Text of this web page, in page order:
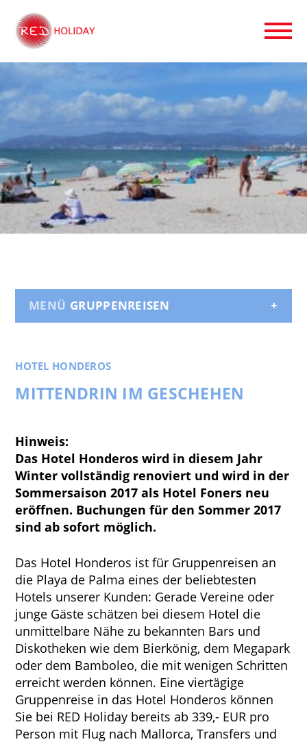
GRUPPENREISEN
HOTEL HONDEROS
MITTENDRIN IM GESCHEHEN
Hinweis:
Das Hotel Honderos wird in diesem Jahr
Winter vollständig renoviert und wird in der
Sommersaison 2017 als Hotel Foners neu
eröffnen. Buchungen für den Sommer 2017
sind ab sofort möglich.
Das Hotel Honderos ist für Gruppenreisen an
die Playa de Palma eines der beliebtesten
Hotels unserer Kunden: Gerade Vereine oder
junge Gäste schätzen bei diesem Hotel die
unmittelbare Nähe zu bekannten Bars und
Diskotheken wie dem Bierkönig, dem Megapark
oder dem Bamboleo, die mit wenigen Schritten
erreicht werden können. Eine viertägige
Gruppenreise in das Hotel Honderos können
Sie bei RED Holiday bereits ab 339,- EUR pro
Person mit Flug nach Mallorca, Transfers und